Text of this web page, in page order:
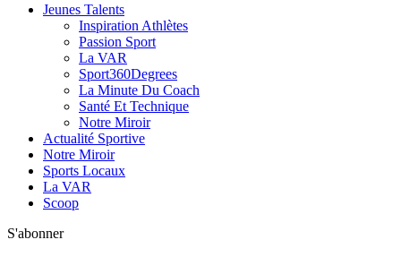
Jeunes Talents
Inspiration Athlètes
Passion Sport
La VAR
Sport360Degrees
La Minute Du Coach
Santé Et Technique
Notre Miroir
Actualité Sportive
Notre Miroir
Sports Locaux
La VAR
Scoop
S'abonner